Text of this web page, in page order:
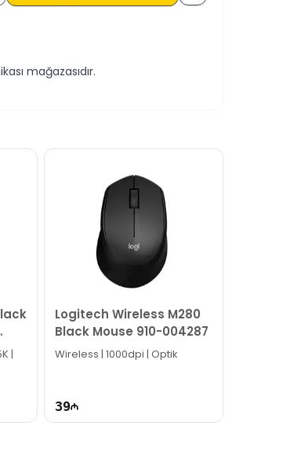
mağazasıdır.
şərtləri ilə əldə edə
cavablandırmağa hər
|
Logitech Wireless M280
Black Mouse 910-004287
Wireless | 1000dpi | Optik
39